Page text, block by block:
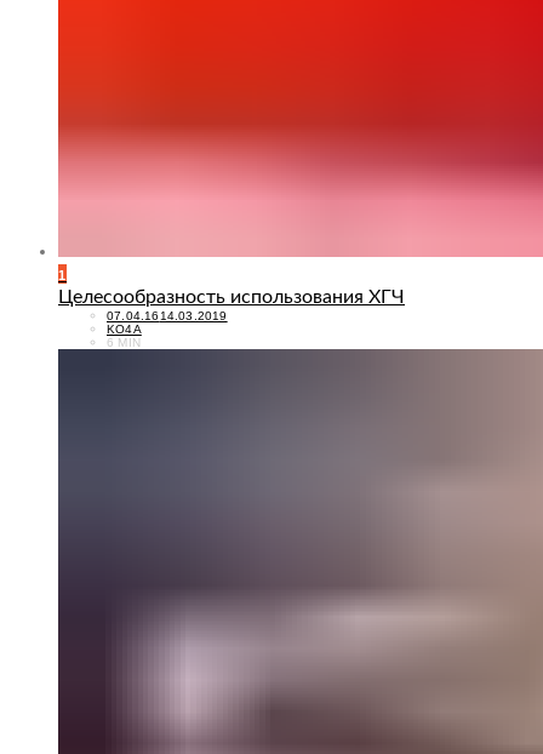
1
Целесообразность использования ХГЧ
POSTED
ON
07.04.1614.03.2019
KO4A
6 MIN